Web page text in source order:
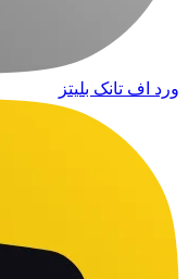
ورد اف تانک بلیتز